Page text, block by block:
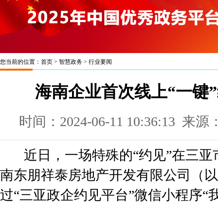
您当前的位置： 首页 > 智慧政务 > 行业要闻
海南企业首次线上“一键
时间：2024-06-11 10:36:13 来源
近日，一场特殊的“约见”在三亚
南东朋祥泰房地产开发有限公司（
过“三亚政企约见平台”微信小程序“